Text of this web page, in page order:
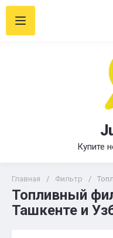
Купите
Главная / Фильтр /
Топливный
Ташкенте и